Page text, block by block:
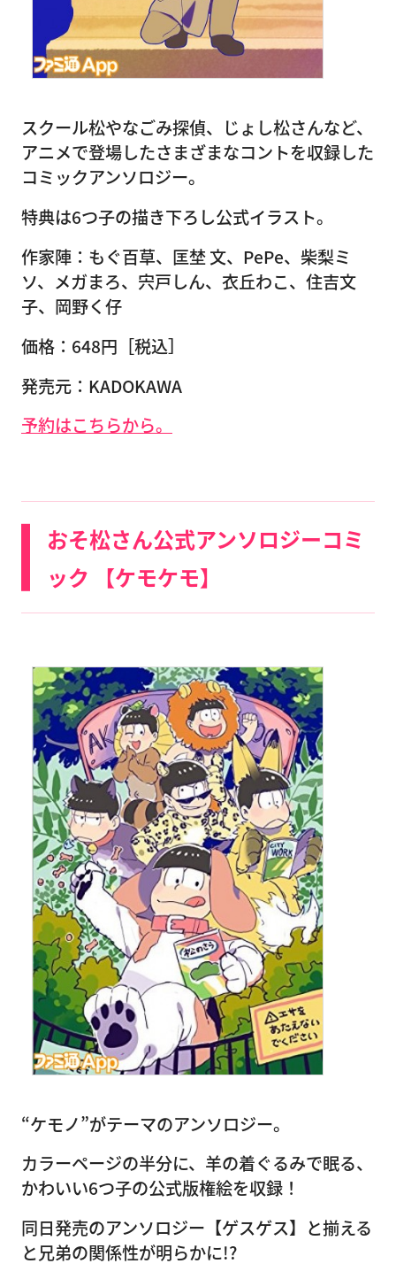
スクール松やなごみ探偵、じょし松さんなど、
アニメで登場したさまざまなコントを収録した
コミックアンソロジー。
特典は6つ子の描き下ろし公式イラスト。
作家陣：もぐ百草、匡埜 文、PePe、柴梨ミ
ソ、メガまろ、宍戸しん、衣丘わこ、住吉文
子、岡野く仔
価格：648円［税込］
発売元：KADOKAWA
予約はこちらから。
おそ松さん公式アンソロジーコミ
ック 【ケモケモ】
“ケモノ”がテーマのアンソロジー。
カラーページの半分に、羊の着ぐるみで眠る、
かわいい6つ子の公式版権絵を収録！
同日発売のアンソロジー【ゲスゲス】と揃える
と兄弟の関係性が明らかに!?